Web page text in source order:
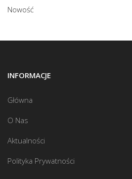
Nowość
INFORMACJE
Główna
O Nas
Aktualności
Polityka Prywatności